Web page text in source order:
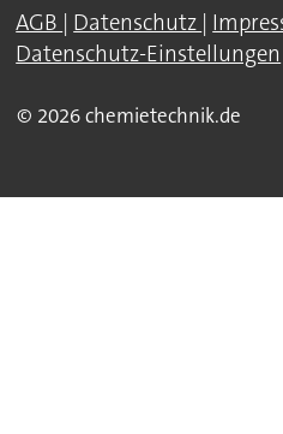
AGB | Datenschutz |
Datenschutz-Einstellungen
© 2026 chemietechnik.de